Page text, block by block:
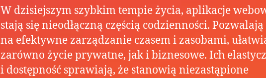
W dzisiejszym szybkim tempie życia, aplikacje
stają się nieodłączną częścią codzienności.
na efektywne zarządzanie czasem i zasobami,
zarówno życie prywatne, jak i biznesowe. Ich
i dostępność sprawiają, że stanowią niezastąpione